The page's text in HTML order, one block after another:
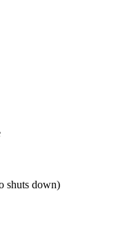
shuts down)